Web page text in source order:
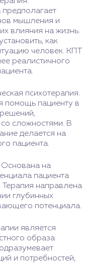
предполагает
мышления и
влияния на жизнь.
как
человек. КПТ
реалистичного
психотерапия.
помощь пациенту в
сложностями. В
делается на
пациента.
Основана на
пациента
Терапия направлена
глубинных
потенциала.
является
образа
и потребностей,